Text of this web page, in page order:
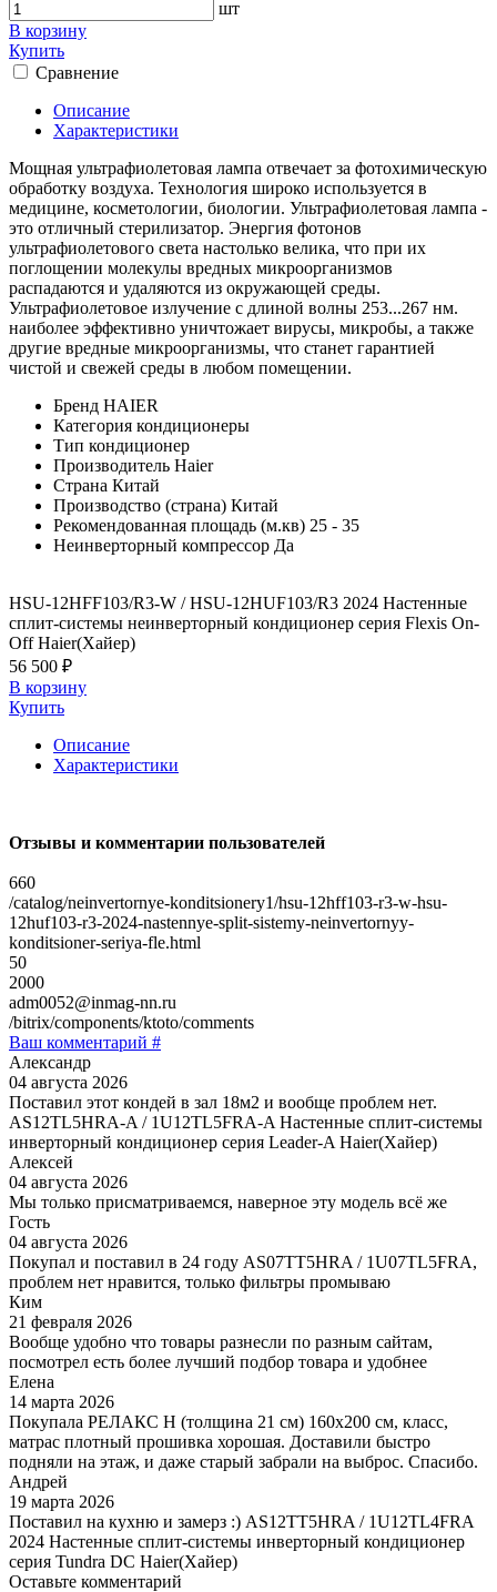
шт
В корзину
Купить
Сравнение
Описание
Характеристики
Мощная ультрафиолетовая лампа отвечает за фотохимическую
обработку воздуха. Технология широко используется в
медицине, косметологии, биологии. Ультрафиолетовая лампа -
это отличный стерилизатор. Энергия фотонов
ультрафиолетового света настолько велика, что при их
поглощении молекулы вредных микроорганизмов
распадаются и удаляются из окружающей среды.
Ультрафиолетовое излучение с длиной волны 253...267 нм.
наиболее эффективно уничтожает вирусы, микробы, а также
другие вредные микроорганизмы, что станет гарантией
чистой и свежей среды в любом помещении.
Бренд HAIER
Категория кондиционеры
Тип кондиционер
Производитель Haier
Страна Китай
Производство (страна) Китай
Рекомендованная площадь (м.кв) 25 - 35
Неинверторный компрессор Да
HSU-12HFF103/R3-W / HSU-12HUF103/R3 2024 Настенные
сплит-системы неинверторный кондиционер серия Flexis On-
Off Haier(Хайер)
56 500 ₽
В корзину
Купить
Описание
Характеристики
Отзывы и комментарии пользователей
660
/catalog/neinvertornye-konditsionery1/hsu-12hff103-r3-w-hsu-
12huf103-r3-2024-nastennye-split-sistemy-neinvertornyy-
konditsioner-seriya-fle.html
50
2000
adm0052@inmag-nn.ru
/bitrix/components/ktoto/comments
Ваш комментарий #
Александр
04 августа 2026
Поставил этот кондей в зал 18м2 и вообще проблем нет.
AS12TL5HRA-A / 1U12TL5FRA-A Настенные сплит-системы
инверторный кондиционер серия Leader-A Haier(Хайер)
Алексей
04 августа 2026
Мы только присматриваемся, наверное эту модель всё же
Гость
04 августа 2026
Покупал и поставил в 24 году AS07TT5HRA / 1U07TL5FRA,
проблем нет нравится, только фильтры промываю
Ким
21 февраля 2026
Вообще удобно что товары разнесли по разным сайтам,
посмотрел есть более лучший подбор товара и удобнее
Елена
14 марта 2026
Покупала РЕЛАКС Н (толщина 21 см) 160х200 см, класс,
матрас плотный прошивка хорошая. Доставили быстро
подняли на этаж, и даже старый забрали на выброс. Спасибо.
Андрей
19 марта 2026
Поставил на кухню и замерз :) AS12TT5HRA / 1U12TL4FRA
2024 Настенные сплит-системы инверторный кондиционер
серия Tundra DC Haier(Хайер)
Оставьте комментарий